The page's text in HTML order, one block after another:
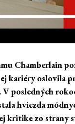
Chamberlain
kariéry oslovila
posledných
hviezda
kritike zo strany